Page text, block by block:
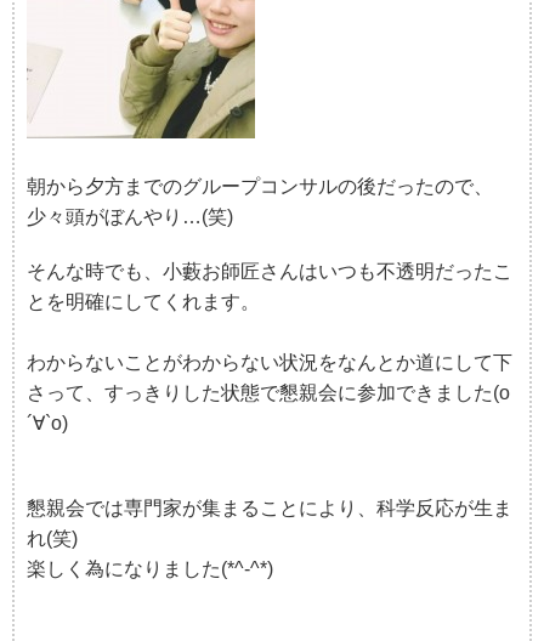
朝から夕方までのグループコンサルの後だったので、
少々頭がぼんやり…(笑)
そんな時でも、小藪お師匠さんはいつも不透明だったこ
とを明確にしてくれます。
わからないことがわからない状況をなんとか道にして下
さって、すっきりした状態で懇親会に参加できました(о
´∀`о)
懇親会では専門家が集まることにより、科学反応が生ま
れ(笑)
楽しく為になりました(*^-^*)